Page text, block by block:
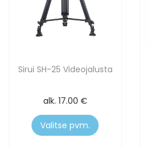
Sirui SH-25 Videojalusta
alk. 17.00 €
Valitse pvm.